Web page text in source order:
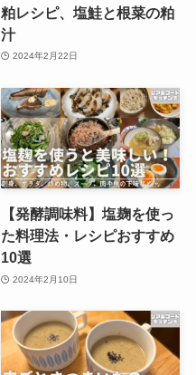
粕レシピ、塩鮭と根菜の粕
汁
2024年2月22日
【発酵調味料】塩麹を使っ
た料理法・レシピおすすめ
10選
2024年2月10日